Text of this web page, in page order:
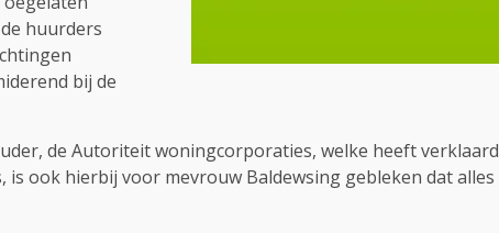
huurders
bij de
de Autoriteit woningcorporaties, welke heeft verklaard
ook hierbij voor mevrouw Baldewsing gebleken dat alles